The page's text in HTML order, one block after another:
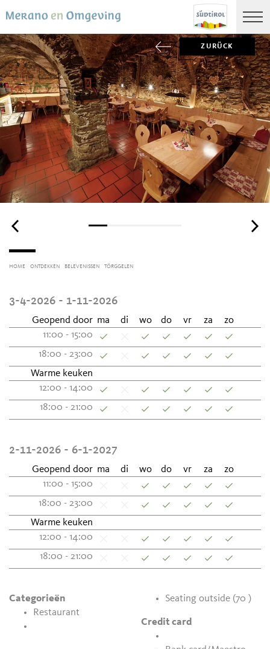
ZURÜCK
HOME ONTDEKKEN BELEVENISSEN TÖRGGELEN
3-4-2026 - 1-11-2026
Geopend door ma di wo do vr za
zo
11:00 - 15:00
18:00 - 23:00
Warme keuken
12:00 - 14:00
18:00 - 21:00
2-11-2026 - 6-1-2027
Geopend door ma di wo do vr za
zo
11:00 - 15:00
18:00 - 23:00
Warme keuken
12:00 - 14:00
18:00 - 21:00
Categorieën
Restaurant
Seating outside (70 )
Credit card